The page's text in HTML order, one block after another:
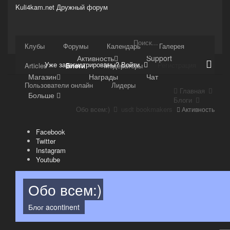
Kuli4kam.net Дружный форум
Сайт
Клубы Форумы Календарь
Галерея
Articles
Блоги
Модераторы
Пользователи онлайн
Лидеры
Активность
Support
Магазин
Награды
Чат
Больше
Уже зарегистрированы? Войти Регистрация
Активность
Главная
Блоги
Обо всем:)
Facebook
Twitter
Instagram
Youtube
Обо всем:)
Блог acontinent